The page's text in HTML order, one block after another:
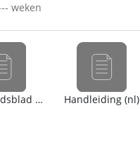
weken
Veiligheidsblad (en) Handleiding (nl)